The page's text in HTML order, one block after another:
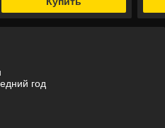
год